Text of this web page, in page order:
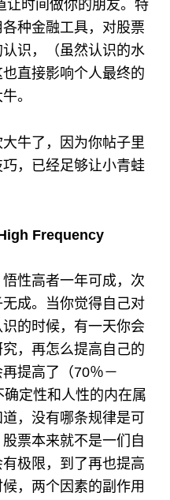
让时间做你的朋友。特
种金融工具，对股票
识，（虽然认识的水
直接影响个人最终的
。
牛了，因为你帖子里
，已经足够让小青蛙
Frequency
性高者一年可成，次
成。当你觉得自己对
的时候，有一天你会
，再怎么提高自己的
提高了（70％－
定性和人性的内在属
，没有哪条规律是可
票本来就不是一们自
极限，到了再也提高
，两个因素的副作用